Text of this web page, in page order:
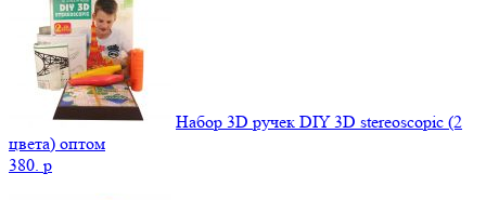
Набор 3D ручек DIY 3D stereoscopic (2
цвета) оптом
380. p